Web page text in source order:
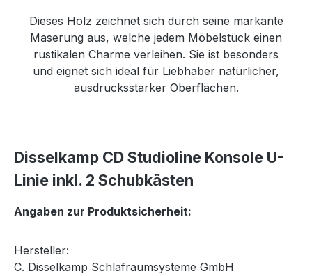
Dieses Holz zeichnet sich durch seine markante
Maserung aus, welche jedem Möbelstück einen
rustikalen Charme verleihen. Sie ist besonders
und eignet sich ideal für Liebhaber natürlicher,
ausdrucksstarker Oberflächen.
Disselkamp CD Studioline Konsole U-
Linie inkl. 2 Schubkästen
Angaben zur Produktsicherheit:
Hersteller:
C. Disselkamp Schlafraumsysteme GmbH